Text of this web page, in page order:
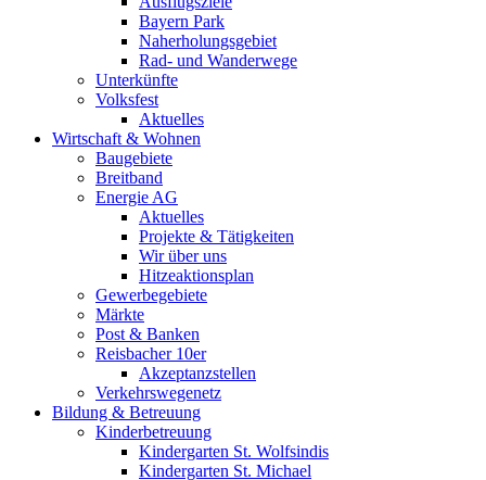
Bayern Park
Naherholungsgebiet
Rad- und Wanderwege
Unterkünfte
Volksfest
Aktuelles
Wirtschaft & Wohnen
Baugebiete
Breitband
Energie AG
Aktuelles
Projekte & Tätigkeiten
Wir über uns
Hitzeaktionsplan
Gewerbegebiete
Märkte
Post & Banken
Reisbacher 10er
Akzeptanzstellen
Verkehrswegenetz
Bildung & Betreuung
Kinderbetreuung
Kindergarten St. Wolfsindis
Kindergarten St. Michael